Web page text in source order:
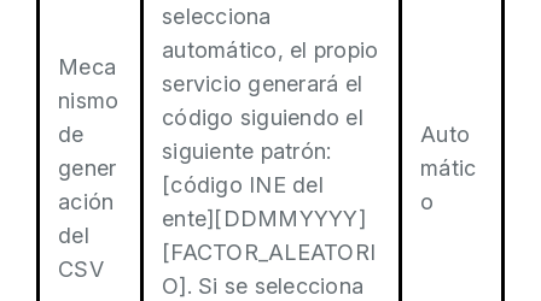
Meca
nismo
de
gener
ación
del
CSV
selecciona
automático, el propio
servicio generará el
código siguiendo el
siguiente patrón:
[código INE del
ente][DDMMYYYY]
[FACTOR_ALEATORI
O]. Si se selecciona
Auto
mátic
o